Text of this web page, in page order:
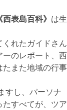
《西表島百科》 は生
れたガイドさん
ーのレポート、西
また地域の行事
すし、パーソナ
すべてが、ツア